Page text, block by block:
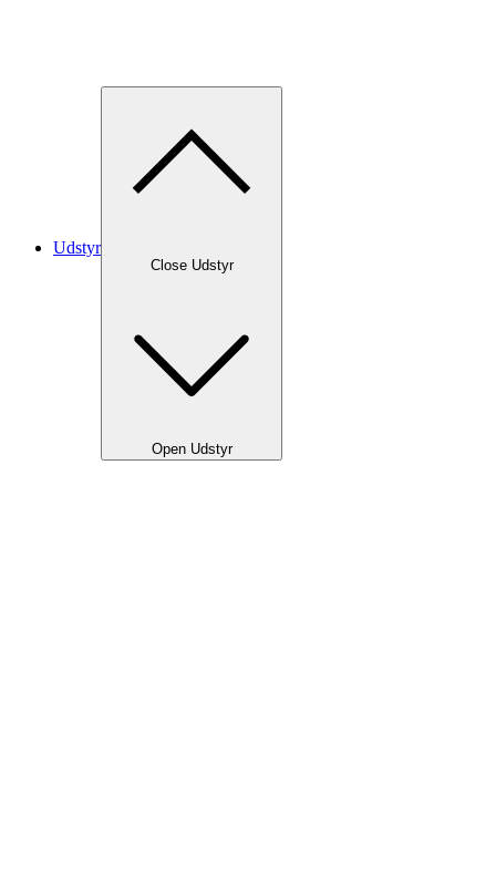
Udstyr
Close Udstyr
Open Udstyr